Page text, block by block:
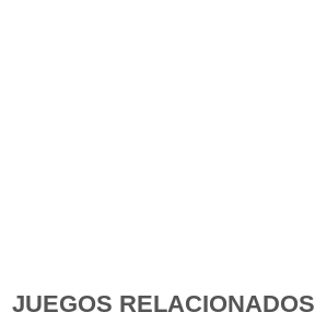
JUEGOS RELACIONADOS